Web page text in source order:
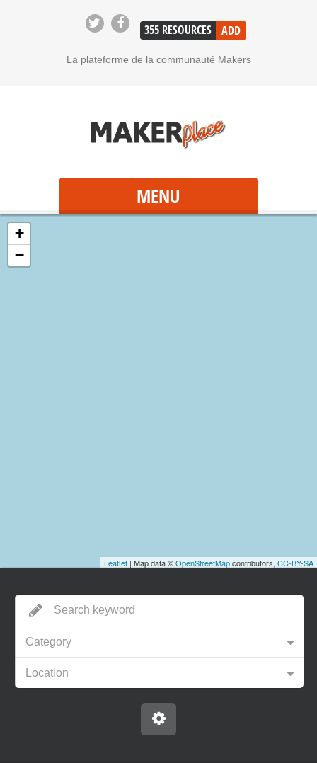
355 RESOURCES ADD
La plateforme de la communauté Makers
MENU
+
−
Leaflet | Map data ©OpenStreetMapcontributors, CC-BY-SA
Category
Location